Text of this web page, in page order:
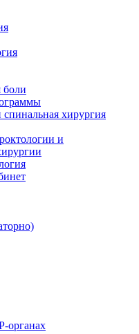
боли
хирургия
и
органах